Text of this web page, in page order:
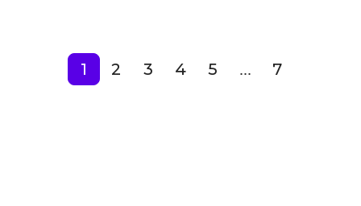
1 2 3 4 5 ... 7